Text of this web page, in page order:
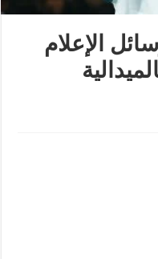
الإعلام